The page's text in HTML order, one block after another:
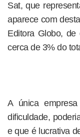
Sat, que
aparece com
Editora Globo, de
cerca de 3% do
A única
dificuldade,
e que é lucrativa